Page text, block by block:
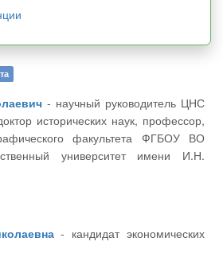
исторических наук, профессор,
факультета ФГБОУ ВО
университет имени И.Н.